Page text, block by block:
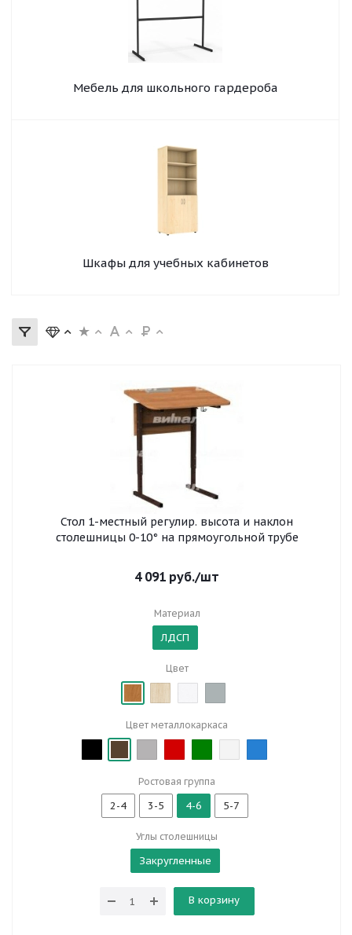
Мебель для школьного гардероба
Шкафы для учебных кабинетов
Стол 1-местный регулир. высота и наклон
столешницы 0-10° на прямоугольной трубе
4 091 руб./шт
Материал
ЛДСП
Цвет
Цвет металлокаркаса
Ростовая группа
2-4 3-5 4-6 5-7
Углы столешницы
Закругленные
В корзину